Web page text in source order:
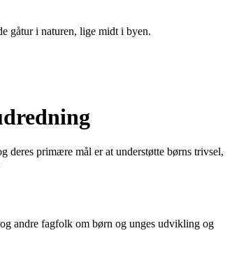
gåtur i naturen, lige midt i byen.
primære mål er at understøtte børns trivsel,
andre fagfolk om børn og unges udvikling og